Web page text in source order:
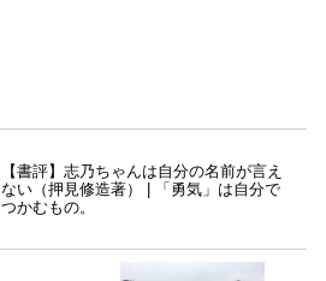
【書評】志乃ちゃんは自分の名前が言え
ない（押見修造著） | 「勇気」は自分で
つかむもの。